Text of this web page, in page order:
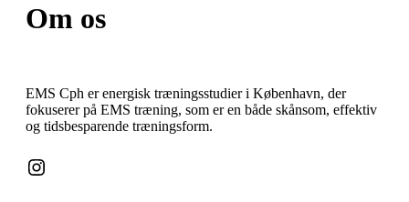
Om os
EMS Cph er energisk træningsstudier i København, der
fokuserer på EMS træning, som er en både skånsom, effektiv
og tidsbesparende træningsform.
Instagram